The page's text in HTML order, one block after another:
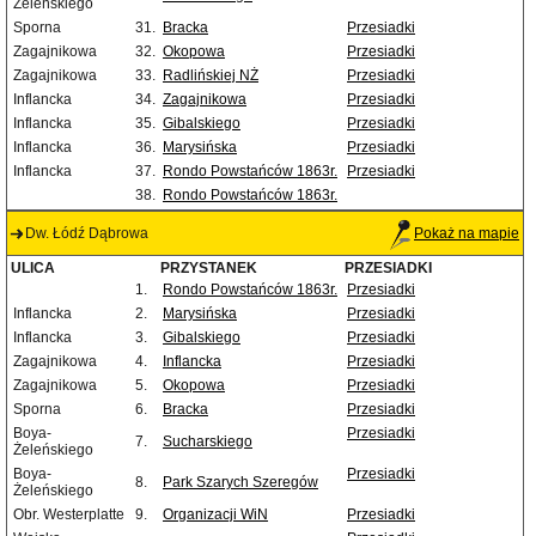
Żeleńskiego
Sporna
31. Bracka
Przesiadki
Zagajnikowa
32. Okopowa
Przesiadki
Zagajnikowa
33. Radlińskiej NŻ
Przesiadki
Inflancka
34. Zagajnikowa
Przesiadki
Inflancka
35. Gibalskiego
Przesiadki
Inflancka
36. Marysińska
Przesiadki
Inflancka
37. Rondo Powstańców 1863r.
Przesiadki
38. Rondo Powstańców 1863r.
Dw. Łódź Dąbrowa Pokaż na mapie
ULICA PRZYSTANEK
PRZESIADKI
1.
Rondo Powstańców 1863r.
Przesiadki
Inflancka
2. Marysińska
Przesiadki
Inflancka
3. Gibalskiego
Przesiadki
Zagajnikowa
4. Inflancka
Przesiadki
Zagajnikowa
5. Okopowa
Przesiadki
Sporna
6. Bracka
Przesiadki
Boya-
Żeleńskiego
7. Sucharskiego Przesiadki
Boya-
Żeleńskiego
8. Park Szarych Szeregów Przesiadki
Obr. Westerplatte 9. Organizacji WiN
Przesiadki